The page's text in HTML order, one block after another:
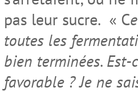
pas leur sucre. « C
toutes les
bien terminées. Est-
favorable ? Je ne